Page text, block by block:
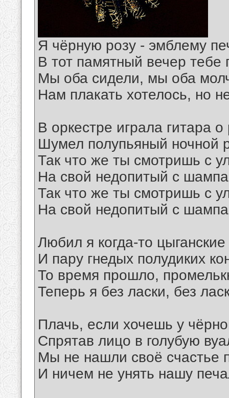
Я чёрную розу - эмблему
В тот памятный вечер тебе
Мы оба сидели, мы оба
Нам плакать хотелось, но
В оркестре играла гитара о
Шумел полупьяный ночной
Так что же ты смотришь с
На свой недопитый с
Так что же ты смотришь с
На свой недопитый с
Любил я когда-то цыганские
И пару гнедых полудиких
То время прошло,
Теперь я без ласки, без
Плачь, если хочешь у
Спрятав лицо в голубую
Мы не нашли своё счастье
И ничем не унять нашу